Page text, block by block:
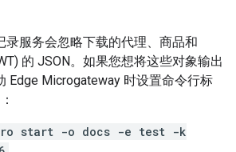
录服务会忽略下载的代理、商品和
的 JSON。如果您想将这些对象输出
Edge Microgateway 时设置命令行标
start -o docs -e test -k